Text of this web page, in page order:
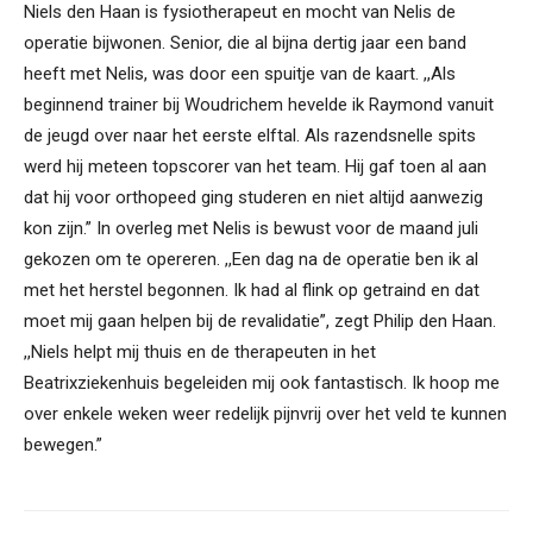
Niels den Haan is fysiotherapeut en mocht van Nelis de
operatie bijwonen. Senior, die al bijna dertig jaar een band
heeft met Nelis, was door een spuitje van de kaart. ,,Als
beginnend trainer bij Woudrichem hevelde ik Raymond vanuit
de jeugd over naar het eerste elftal. Als razendsnelle spits
werd hij meteen topscorer van het team. Hij gaf toen al aan
dat hij voor orthopeed ging studeren en niet altijd aanwezig
kon zijn.” In overleg met Nelis is bewust voor de maand juli
gekozen om te opereren. ,,Een dag na de operatie ben ik al
met het herstel begonnen. Ik had al flink op getraind en dat
moet mij gaan helpen bij de revalidatie”, zegt Philip den Haan.
,,Niels helpt mij thuis en de therapeuten in het
Beatrixziekenhuis begeleiden mij ook fantastisch. Ik hoop me
over enkele weken weer redelijk pijnvrij over het veld te kunnen
bewegen.”